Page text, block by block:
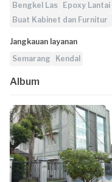
Bengkel Las
Epoxy Lantai
Buat Kabinet dan Furnitur
Jangkauan layanan
Semarang
Kendal
Album